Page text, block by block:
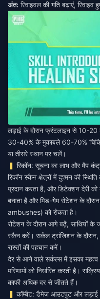
अंत: रिवाइवल की गति बढ़ाएं,
लड़ाई के दौरान फ्रंटलाइन से 10-20
30-40% के मुकाबले 60-70%
या तीसरे स्थान पर चलें।
रिकॉन: सूचना का लाभ और मैप
रिकॉन स्कैन क्षेत्रों में दुश्मन की स्थिति
प्रदान करता है, और डिटेक्शन देरी
बनाता है और मिड-गेम रोटेशन के
ambushes) को रोकता है।
रोटेशन के दौरान आगे बढ़ें, साथियों के
स्कैन करें। सर्कल ट्रांजिशन के दौरान,
रास्तों की पहचान करें।
देर से आने वाले सर्कल्स में इसका महत्व
परिणामों को निर्धारित करती है।
काफी अधिक दर से जीतते हैं।
कॉम्बैट: डैमेज आउटपुट और लड़ाई